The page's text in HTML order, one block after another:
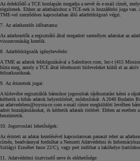
Az érdeklődő a TCE honlapján megadja a nevét és e-mail címét,
rögzítenek. Ehhez az adatbázishoz a TCE-nek is hozzáférési joga
TME-vel szerződéses kapcsolatban álló adatfeldolgozó végzi.
7. Az adatkezelés időtartama:
Az adatkezelők a regisztráló által megadott személyes adatokat az
visszavonásáig kezelik.
8. Adatfeldolgozók igénybevétele:
A TME az adatok feldolgozásával a Salesforce.com, lnc-t (415
bízta meg, amely a TCE által létrehozott hírleveleket küldi el az aktív
feliratkozóknak.
9. Az érintettek jogai:
A hírlevélre regisztrálók bármikor jogosultak tájékoztatást kérni a
kérhetik a hibás adatok helyesbítését, módosítását. A 2040 Budaörs
az adatvedelem@toyota-ce.com e-mail címre megküldött levélben
adott hozzájárulásukat, és kérhetik adataik törlését. Ebben az esetben
beszüntetik.
10. Jogorvoslati lehetőségek:
Az érintett az adatai kezelésével kapcsolatosan panaszt tehet az
címén, beadvánnyal fordulhat a Nemzeti Adatvédelmi és
Szilágyi Erzsébet fasor 22/C), vagy pert indíthat a lakóhelye
11. Adatvédelmi tisztviselő neve és elérhetősége: